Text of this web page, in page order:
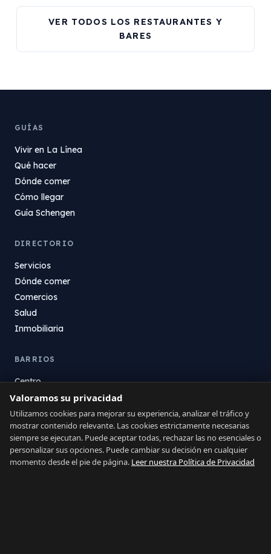
VER TODOS LOS RESTAURANTES Y
BARES
GUÍAS
Vivir en La Línea
Qué hacer
Dónde comer
Cómo llegar
Guía Schengen
DIRECTORIO
Servicios
Dónde comer
Comercios
Salud
Inmobiliaria
BARRIOS
Centro
La Atunara
Poniente
El Zabal
Santa Margarita
La Alcaidesa
Valoramos su privacidad
Utilizamos cookies para mejorar su experiencia, analizar el tráfico y
mostrar contenido relevante. Las cookies estrictamente necesarias
siempre se ejecutan. Puede aceptar todas, rechazar las no esenciales o
personalizar sus opciones. Puede cambiar su decisión en cualquier
momento desde el pie de página. Leer nuestra Política de Privacidad